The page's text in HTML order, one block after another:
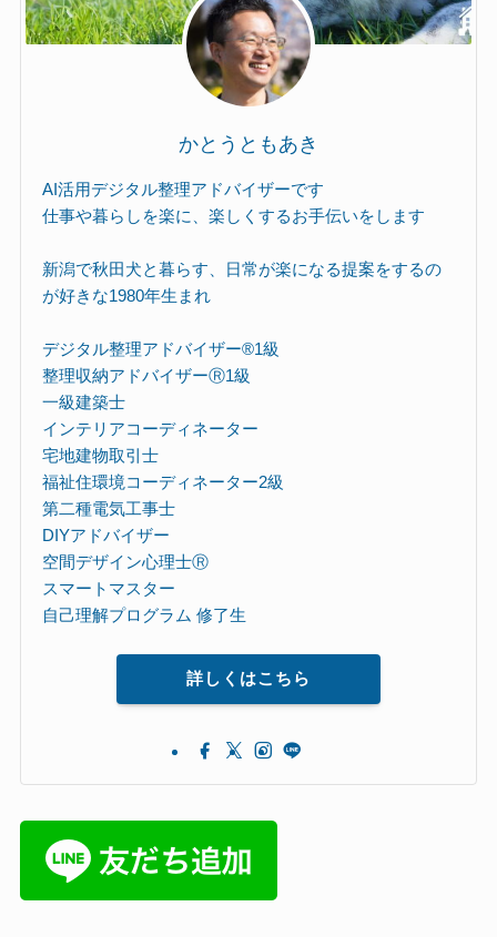
かとうともあき
AI活用デジタル整理アドバイザーです
仕事や暮らしを楽に、楽しくするお手伝いをします
新潟で秋田犬と暮らす、日常が楽になる提案をするの
が好きな1980年生まれ
デジタル整理アドバイザー®︎1級
整理収納アドバイザーⓇ1級
一級建築士
インテリアコーディネーター
宅地建物取引士
福祉住環境コーディネーター2級
第二種電気工事士
DIYアドバイザー
空間デザイン心理士Ⓡ
スマートマスター
自己理解プログラム 修了生
詳しくはこちら